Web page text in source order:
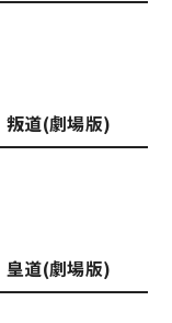
道(劇場版)
道(劇場版)